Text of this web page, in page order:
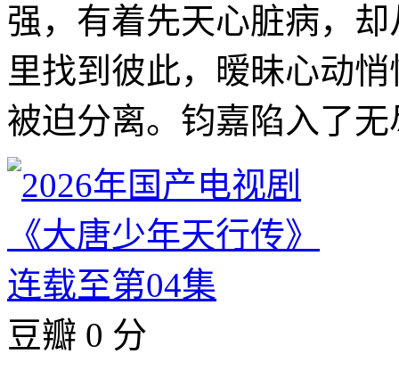
强，有着先天心脏病，
里找到彼此，暧昧心动
被迫分离。钧嘉陷入了
豆瓣 0 分